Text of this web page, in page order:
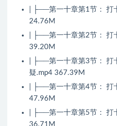
| ├──第一十章第1节： 打
24.76M
| ├──第一十章第2节： 打
39.20M
| ├──第一十章第3节： 打
疑.mp4 367.39M
| ├──第一十章第4节： 打
47.96M
| ├──第一十章第5节： 打
36.71M